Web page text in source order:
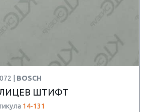
| BOSCH
ШТИФТ
14-131